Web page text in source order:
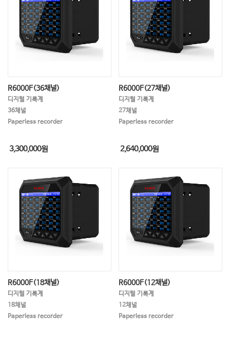
R6000F(36채널)
디지털 기록계
36채널
Paperless recorder
3,300,000원
R6000F(27채널)
디지털 기록계
27채널
Paperless recorder
2,640,000원
R6000F(18채널)
디지털 기록계
18채널
Paperless recorder
R6000F(12채널)
디지털 기록계
12채널
Paperless recorder